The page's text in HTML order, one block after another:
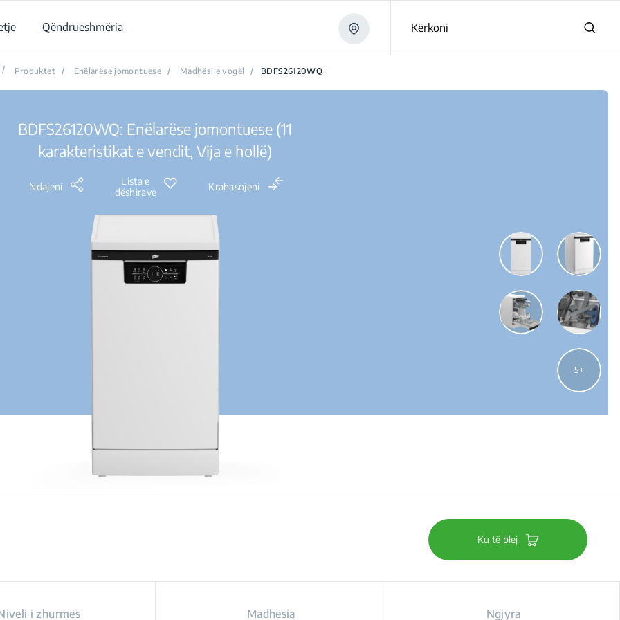
Qëndrueshmëria Kërkoni
/ Produktet / Enëlarëse jomontuese / Madhësi e vogël / BDFS26120WQ
BDFS26120WQ: Enëlarëse jomontuese (11
karakteristikat e vendit, Vija e hollë)
Ndajeni
Lista e
dëshirave
Krahasojeni
5
Ku të blej
i zhurmës Madhësia Ngjyra